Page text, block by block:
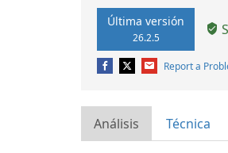
Última versión
26.2.5
Report a
Análisis Técnica